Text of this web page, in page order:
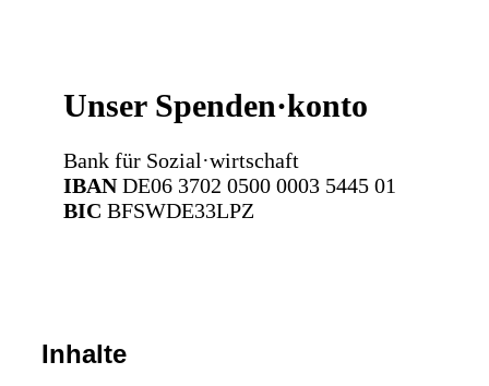
Unser Spenden·konto
Bank für Sozial·wirtschaft
IBANDE06 3702 0500 0003 5445 01
BIC BFSWDE33LPZ
Inhalte